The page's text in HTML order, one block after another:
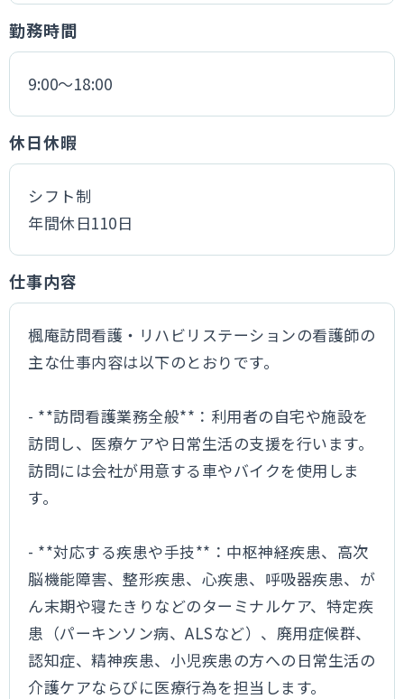
勤務時間
9:00～18:00
休日休暇
シフト制
年間休日110日
仕事内容
楓庵訪問看護・リハビリステーションの看護師の
主な仕事内容は以下のとおりです。
- **訪問看護業務全般**：利用者の自宅や施設を
訪問し、医療ケアや日常生活の支援を行います。
訪問には会社が用意する車やバイクを使用しま
す。
- **対応する疾患や手技**：中枢神経疾患、高次
脳機能障害、整形疾患、心疾患、呼吸器疾患、が
ん末期や寝たきりなどのターミナルケア、特定疾
患（パーキンソン病、ALSなど）、廃用症候群、
認知症、精神疾患、小児疾患の方への日常生活の
介護ケアならびに医療行為を担当します。